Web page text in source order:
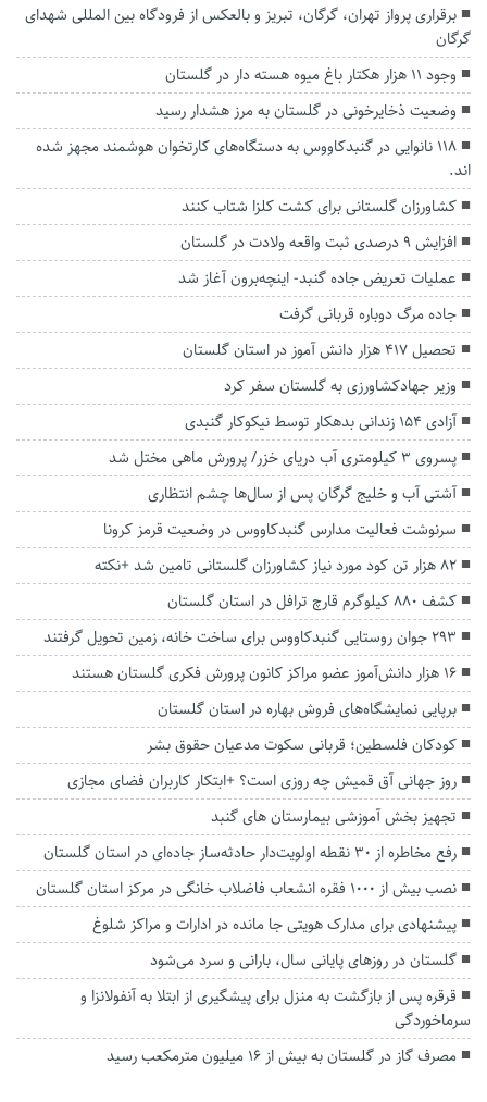
برقراری پرواز تهران، گرگان، تبریز و بالعکس از فرودگاه بین المللی شهدای
گرگان
وجود ۱۱ هزار هکتار باغ میوه هسته دار در گلستان
وضعیت ذخایرخونی در گلستان به مرز هشدار رسید
۱۱۸ نانوایی در گنبدکاووس به دستگاه‌های کارتخوان هوشمند مجهز شده
اند.
کشاورزان گلستانی برای کشت کلزا شتاب کنند
افزایش ۹ درصدی ثبت واقعه ولادت در گلستان
عملیات تعریض جاده گنبد- اینچه‌برون آغاز شد
جاده مرگ دوباره قربانی گرفت
تحصیل ۴۱۷ هزار دانش آموز در استان گلستان
وزیر جهادکشاورزی به گلستان سفر کرد
آزادی ۱۵۴ زندانی بدهکار توسط نیکوکار گنبدی
پسروی ۳ کیلومتری آب دریای خزر/ پرورش ماهی مختل شد
آشتی آب و خلیج گرگان پس از سال‌ها چشم انتظاری
سرنوشت فعالیت مدارس گنبدکاووس در وضعیت قرمز کرونا
۸۲ هزار تن کود مورد نیاز کشاورزان گلستانی تامین شد +نکته
کشف ۸۸۰ کیلوگرم قارچ ترافل در استان گلستان
۲۹۳ جوان روستایی گنبدکاووس برای ساخت خانه، زمین تحویل گرفتند
۱۶ هزار دانش‌آموز عضو مراکز کانون پرورش فکری گلستان هستند
برپایی نمایشگاه‌های فروش بهاره در استان گلستان
کودکان فلسطین؛ قربانی سکوت مدعیان حقوق بشر
روز جهانی آق قمیش چه روزی است؟ +ابتکار کاربران فضای مجازی
تجهیز بخش آموزشی بیمارستان های گنبد
رفع مخاطره از ۳۰ نقطه اولویت‌دار حادثه‌ساز جاده‌ای در استان گلستان
نصب بیش از ۱۰۰۰ فقره انشعاب فاضلاب خانگی در مرکز استان گلستان
پیشنهادی برای مدارک هویتی جا مانده در ادارات و مراکز شلوغ
گلستان در روزهای پایانی سال، بارانی و سرد می‌شود
قرقره پس از بازگشت به منزل برای پیشگیری از ابتلا به آنفولانزا و
سرماخوردگی
مصرف گاز در گلستان به بیش از ۱۶ میلیون مترمکعب رسید